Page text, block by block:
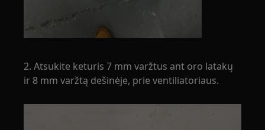
2. Atsukite keturis 7 mm varžtus ant oro latakų
ir 8 mm varžtą dešinėje, prie ventiliatoriaus.